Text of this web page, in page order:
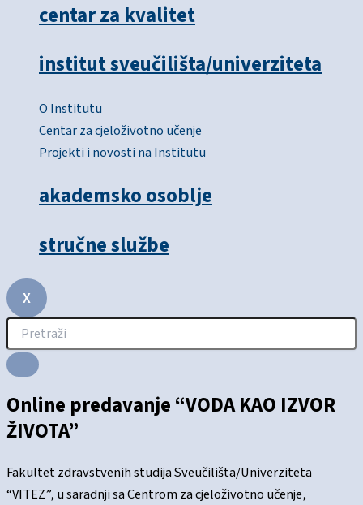
centar za kvalitet
institut sveučilišta/univerziteta
O Institutu
Centar za cjeloživotno učenje
Projekti i novosti na Institutu
akademsko osoblje
stručne službe
X
Online predavanje “VODA KAO IZVOR
ŽIVOTA”
Fakultet zdravstvenih studija Sveučilišta/Univerziteta
“VITEZ”, u saradnji sa Centrom za cjeloživotno učenje,